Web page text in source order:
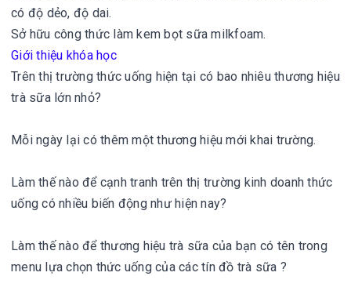
có độ dẻo, độ dai.
Sở hữu công thức làm kem bọt sữa milkfoam.
Giới thiệu khóa học
Trên thị trường thức uống hiện tại có bao nhiêu thương hiệu
trà sữa lớn nhỏ?
Mỗi ngày lại có thêm một thương hiệu mới khai trường.
Làm thế nào để cạnh tranh trên thị trường kinh doanh thức
uống có nhiều biến động như hiện nay?
Làm thế nào để thương hiệu trà sữa của bạn có tên trong
menu lựa chọn thức uống của các tín đồ trà sữa ?